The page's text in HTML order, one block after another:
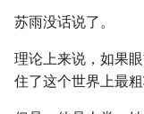
苏雨没话说了。
理论上来说，如果
住了这个世界上最粗